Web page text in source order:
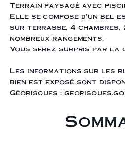
Terrain paysagé avec
Elle se compose d'un bel
sur terrasse, 4 chambres,
nombreux rangements.
Vous serez surpris par la
Les informations sur les
bien est exposé sont
Géorisques :